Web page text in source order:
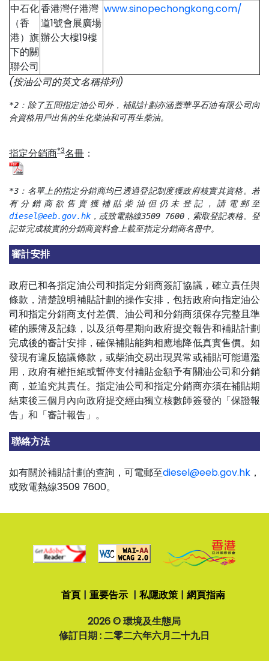
中石化
（香
港）旗
下的關
聯公司
香港灣仔港灣
道1號會展廣場
辦公大樓19樓
www.sinopechongkong.com/
(按油公司的英文名稱排列)
*2：除了五間指定油公司外，補貼計劃亦涵蓋華孚石油有限公司向
指定分銷商*3名冊 ：
*3：名單上的指定分銷商均已透過登記制度獲政府核實其資格。若
有分銷商欲售賣獲補貼柴油但仍未登記，請電郵至
diesel@eeb.gov.hk ，或致電熱線3509 7600，索取登記表格。登
記並完成核實的分銷商資料會上載至指定分銷商名冊中。
審計安排
政府已和各指定油公司和指定分銷商簽訂協議，確立責任與
條款，清楚說明補貼計劃的操作安排，包括政府向指定油公
司和指定分銷商支付差價、油公司和分銷商須保存完整且準
確的賬簿及記錄，以及須每星期向政府提交報告和補貼計劃
完成後的審計安排，確保補貼能夠相應地降低真實售價。如
發現有違反協議條款，或柴油交易出現異常或補貼可能遭濫
用，政府有權拒絕或暫停支付補貼金額予有關油公司和分銷
商，並追究其責任。指定油公司和指定分銷商亦須在補貼期
結束後三個月內向政府提交經由獨立核數師簽發的「保證報
告」和「審計報告」。
聯絡方法
如有關於補貼計劃的查詢，可電郵至diesel@eeb.gov.hk ，
或致電熱線3509 7600。
首頁 重要告示 私隱政策
網頁指南
2026 © 環境及生態局
修訂日期 : 二零二六年六月二十九日